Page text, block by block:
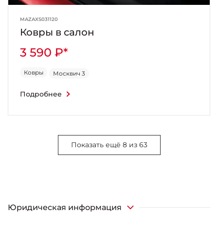
MAZAXS031120
Ковры в салон
3 590 ₽*
Ковры Москвич 3
Подробнее
Показать ещё 8 из 63
Юридическая информация